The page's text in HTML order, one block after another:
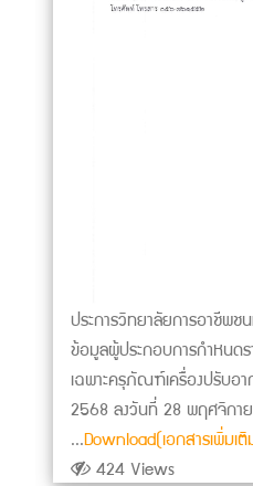
ประการวิทยาลัยการอาชีพช
ข้อมูลผู้ประกอบการกำหน
เฉพาะครุภัณฑ์เครื่องปรับอ
2568 ลงวันที่ 28 พฤศจิกา
...Download(เอกสารเพิ่มเ
424 Views